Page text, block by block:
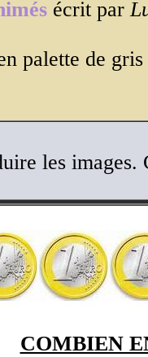
écrit par
palette de
les images.
COMBIEN